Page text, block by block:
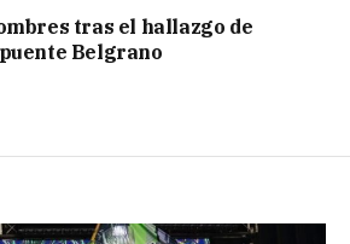
tras el hallazgo de
Belgrano